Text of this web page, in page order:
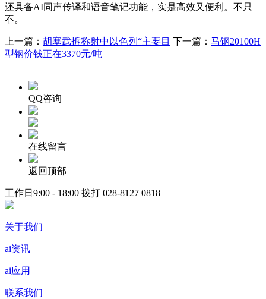
还具备AI同声传译和语音笔记功能，实是高效又便利。不只
不。
上一篇： 胡塞武拆称射中以色列“主要目 下一篇： 马钢20100H
型钢价钱正在3370元/吨
QQ咨询
在线留言
返回顶部
工作日9:00 - 18:00 拨打 028-8127 0818
关于我们
ai资讯
ai应用
联系我们